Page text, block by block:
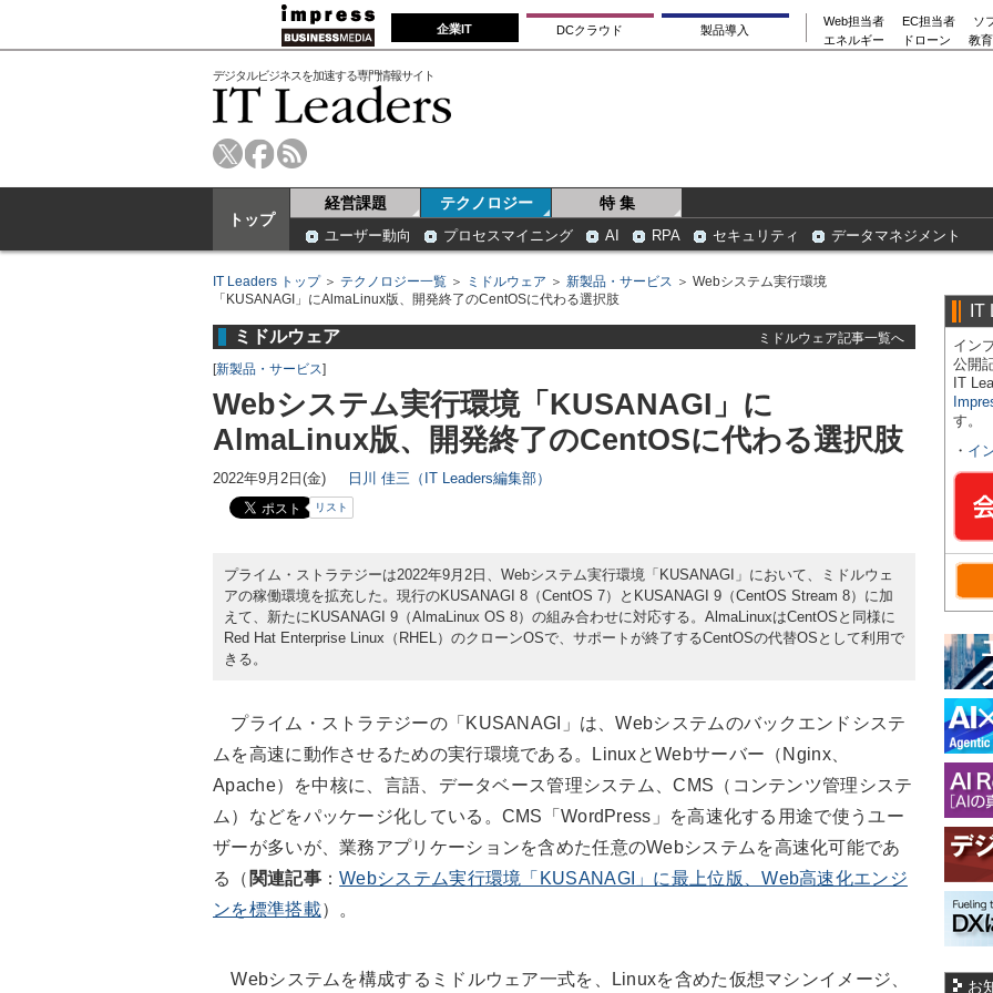
企業IT DCクラウド 製品導入
Web担当者 EC担当者
ソ
エネルギー
ドローン 教
デジタルビジネスを加速する専門情報サイト
トップ
経営課題 テクノロジー 特 集
ユーザー動向 プロセスマイニング AI RPA セキュリティ データマネジメント
IT Leaders トップ＞ テクノロジー一覧 ＞ ミドルウェア ＞ 新製品・サービス ＞ Webシステム実行環境
「KUSANAGI」にAlmaLinux版、開発終了のCentOSに代わる選択肢
ミドルウェア
ミドルウェア記事一覧へ
[新製品・サービス]
Webシステム実行環境「KUSANAGI」に
AlmaLinux版、開発終了のCentOSに代わる選択肢
2022年9月2日(金) 日川 佳三（IT Leaders編集部）
リスト
プライム・ストラテジーは2022年9月2日、Webシステム実行環境「KUSANAGI」において、ミドルウェ
アの稼働環境を拡充した。現行のKUSANAGI 8（CentOS 7）とKUSANAGI 9（CentOS Stream 8）に加
えて、新たにKUSANAGI 9（AlmaLinux OS 8）の組み合わせに対応する。AlmaLinuxはCentOSと同様に
Red Hat Enterprise Linux（RHEL）のクローンOSで、サポートが終了するCentOSの代替OSとして利用で
きる。
プライム・ストラテジーの「KUSANAGI」は、Webシステムのバックエンドシステ
ムを高速に動作させるための実行環境である。LinuxとWebサーバー（Nginx、
Apache）を中核に、言語、データベース管理システム、CMS（コンテンツ管理システ
ム）などをパッケージ化している。CMS「WordPress」を高速化する用途で使うユー
ザーが多いが、業務アプリケーションを含めた任意のWebシステムを高速化可能であ
る（ 関連記事：Webシステム実行環境「KUSANAGI」に最上位版、Web高速化エンジ
ンを標準搭載）。
Webシステムを構成するミドルウェア一式を、Linuxを含めた仮想マシンイメージ、
IT
イン
公開
IT
す。
・ イ
お